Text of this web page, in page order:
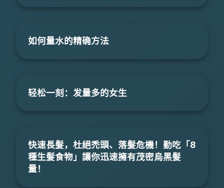
如何量水的精确方法
轻松一刻：发量多的女生
快速長髮，杜絕禿頭、落髮危機！勤吃「8
種生髮食物」讓你迅速擁有茂密烏黑髮
量！